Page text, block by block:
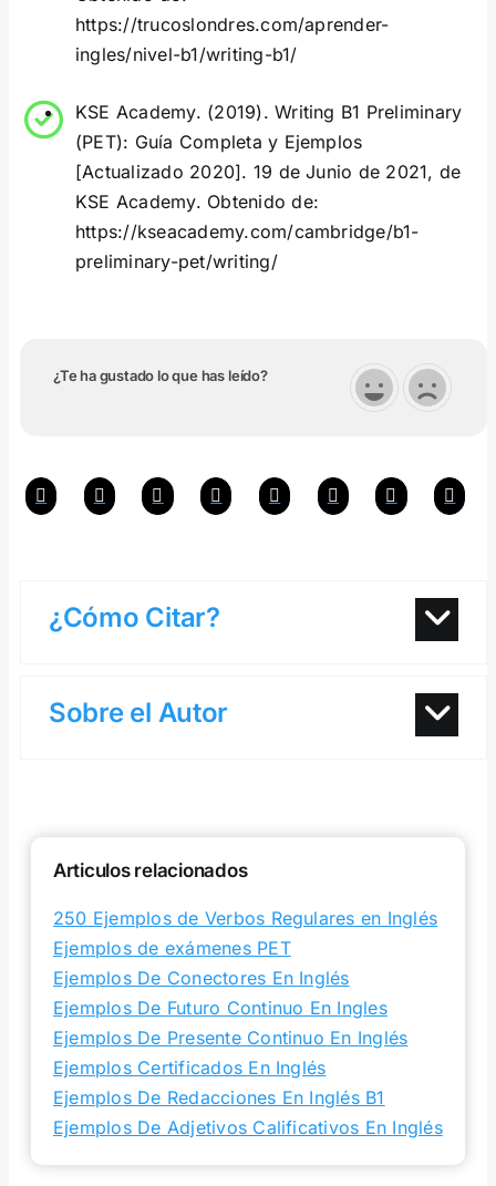
https://trucoslondres.com/aprender-
ingles/nivel-b1/writing-b1/
KSE Academy. (2019). Writing B1 Preliminary
(PET): Guía Completa y Ejemplos
[Actualizado 2020]. 19 de Junio de 2021, de
KSE Academy. Obtenido de:
https://kseacademy.com/cambridge/b1-
preliminary-pet/writing/
¿Te ha gustado lo que has leído?
¿Cómo Citar?
Sobre el Autor
Articulos relacionados
250 Ejemplos de Verbos Regulares en Inglés
Ejemplos de exámenes PET
Ejemplos De Conectores En Inglés
Ejemplos De Futuro Continuo En Ingles
Ejemplos De Presente Continuo En Inglés
Ejemplos Certificados En Inglés
Ejemplos De Redacciones En Inglés B1
Ejemplos De Adjetivos Calificativos En Inglés